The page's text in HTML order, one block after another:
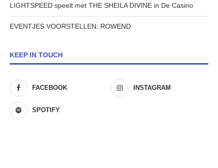
LIGHTSPEED speelt met THE SHEILA DIVINE in De Casino
EVENTJES VOORSTELLEN: ROWEND
KEEP IN TOUCH
FACEBOOK INSTAGRAM
SPOTIFY